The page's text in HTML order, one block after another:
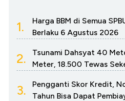
1.
Harga BBM di Semua
Berlaku 6 Agustus 2026
2.
Tsunami Dahsyat 40
Meter, 18.500 Tewas
3.
Pengganti Skor Kredit,
Tahun Bisa Dapat